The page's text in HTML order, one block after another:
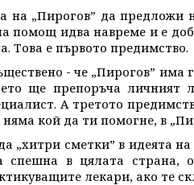
на „Пирогов” да
помощ идва навреме и е
Това е първото предимство.
- че „Пирогов” има
ще препоръча личният
А третото
кой да ти помогне, в
„хитри сметки” в идеята
спешна в цялата страна,
лекари, ако те